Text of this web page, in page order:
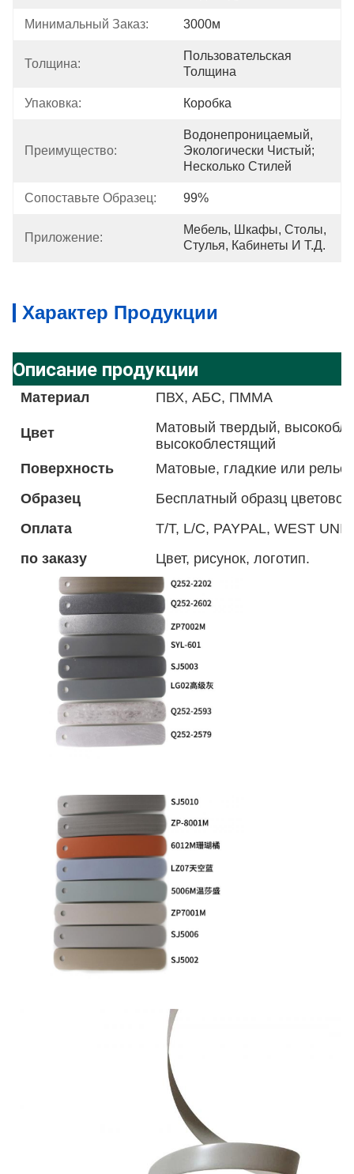
Минимальный Заказ: 3000м
Толщина:
Пользовательская
Толщина
Упаковка: Коробка
Преимущество:
Водонепроницаемый,
Экологически Чистый;
Несколько Стилей
Сопоставьте Образец: 99%
Приложение:
Мебель, Шкафы, Столы,
Стулья, Кабинеты И Т.д.
Характер Продукции
Описание продукции
Материал ПВХ, АБС, ПММА
Цвет
Матовый твердый,
высокоблестящий
Поверхность
Матовые, гладкие или
Образец
Бесплатный образц цветовой
Оплата
T/T, L/C, PAYPAL, WEST
по заказу
Цвет, рисунок, логотип.